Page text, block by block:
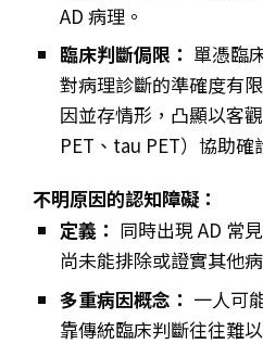
AD 病理。
臨床判斷侷限： 單憑臨
對病理診斷的準確度有
因並存情形，凸顯以客
PET、tau PET）協助確
不明原因的認知障礙：
定義： 同時出現 AD 常
尚未能排除或證實其他
多重病因概念： 一人可
靠傳統臨床判斷往往難